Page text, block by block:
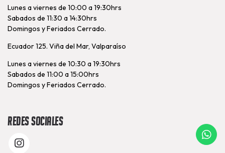
Lunes a viernes de 10:00 a 19:30hrs
Sabados de 11:30 a 14:30hrs
Domingos y Feriados Cerrado.
Ecuador 125. Viña del Mar, Valparaíso
Lunes a viernes de 10:30 a 19:30hrs
Sabados de 11:00 a 15:00hrs
Domingos y Feriados Cerrado.
Redes Sociales